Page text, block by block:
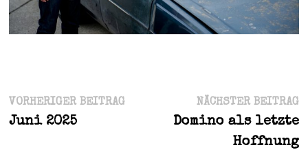
Beitragsnavigation
VORHERIGER BEITRAGVorheriger
Beitrag:
Juni 2025
NÄCHSTER BEITRAG
Domino als letzte
Hoffnung